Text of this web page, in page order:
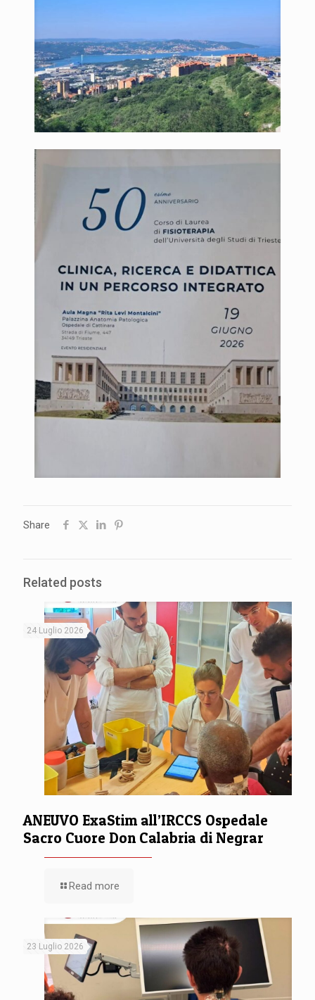
Share
Related posts
24 Luglio 2026
ANEUVO ExaStim all’IRCCS Ospedale
Sacro Cuore Don Calabria di Negrar
Read more
23 Luglio 2026